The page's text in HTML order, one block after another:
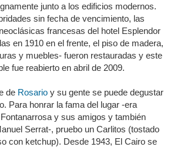
junto a los edificios modernos.
sin fecha de vencimiento, las
francesas del hotel Esplendor
en 1910 en el frente, el piso de madera,
y muebles- fueron restauradas y este
fue reabierto en abril de 2009.
de Rosario y su gente se puede degustar
Para honrar la fama del lugar -era
y sus amigos y también
Serrat-, pruebo un Carlitos (tostado
con ketchup). Desde 1943, El Cairo se